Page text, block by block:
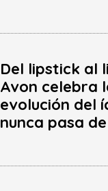
Del lipstick al
Avon celebra
evolución del
nunca pasa